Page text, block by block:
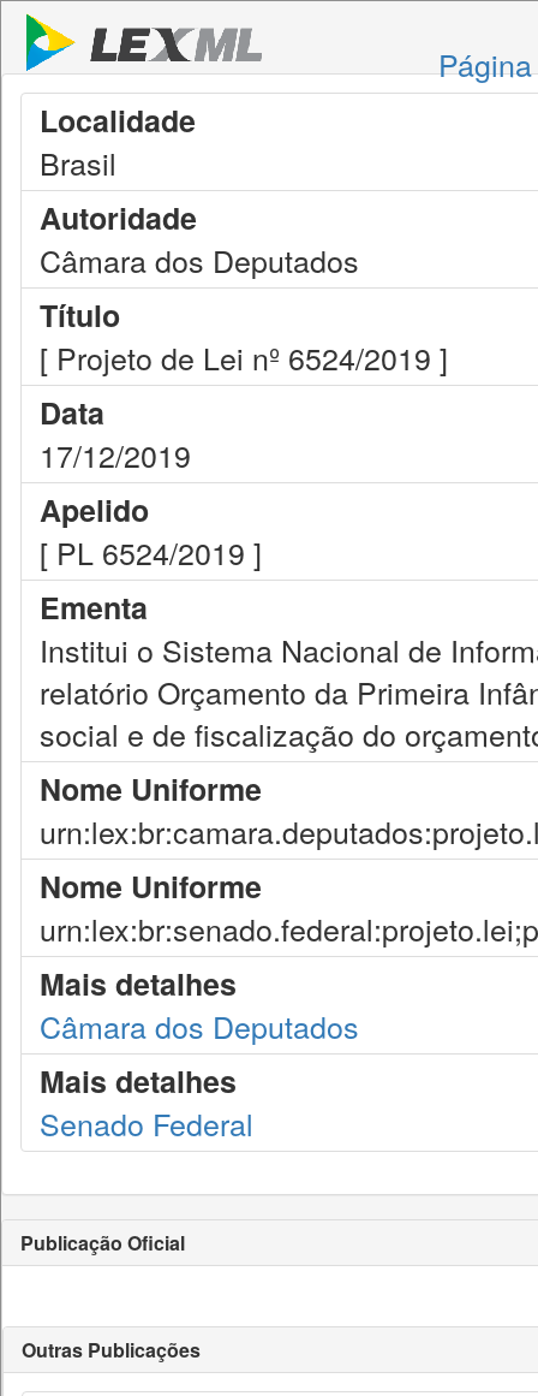
Localidade
Brasil
Autoridade
Câmara dos Deputados
Título
[ Projeto de Lei nº 6524/2019 ]
Data
17/12/2019
Apelido
[ PL 6524/2019 ]
Ementa
Institui o Sistema Nacional de
relatório Orçamento da Primeira
social e de fiscalização do
Nome Uniforme
Nome Uniforme
Mais detalhes
Câmara dos Deputados
Mais detalhes
Senado Federal
Publicação Oficial
Outras Publicações